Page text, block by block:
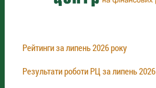
Рейтинги за липень 2026 року
Результати роботи РЦ за липень 2026